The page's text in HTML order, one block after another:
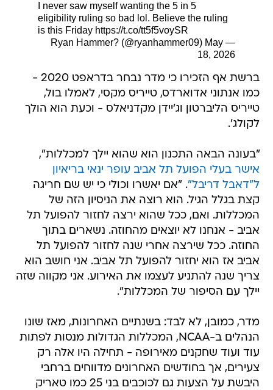
I never saw myself wanting the 5 in 5
eligibility ruling so bad lol. Believe the ruling
is this Friday https://t.co/tt5f5voySR
— Ryan Hammer? (@ryanhammer09)
May
18, 2026
ברשת אף הזכירו כי מדר נבחר בדראפט 2020 -
כמו אנתוני אדוארדס, טייריס מקסי, לאמלו בול,
טייריס הליברטון וג'יידן מקדניאלס - וכעת הוא הולך
לקולג'.
"בעונה הבאה התכנון הוא שהוא יילך למכללות",
אישר בעלי הפועל תל אביב עופר ינאי בריאיון
ל"דאבל דריבל". "אם יאשרו וכולי כי יש שם חריגה
קצת בגלל הגיל. הוא רוצה את הניסיון הזה של
המכללות. ואם, ככל שהוא ירצה לחזור להפועל תל
אביב - אנחנו לא יוצאים מהחוזה. נשארים בתוך
החוזה. ככל שירצה אחרי שנה לחזור להפועל תל
אביב אז הוא יחזור להפועל תל אביב. אני חושב הוא
צריך שנה להתניע לעצמו את האירוע. אני מקווה שזה
יילך עם הסיפור של המכללות".
מדר, כמובן, לא לבד: בשנתיים האחרונות, מאז שונו
הנהלים ב-NCAA, המכללות הגדולות מנסות לפתות
עוד ועוד שחקנים מאירופה - תחילה היו אלה רק
צעירים, אך בחודשים האחרונים מדווחים ברחבי
היבשת על הצעות גם לכוכבים בני 25 כמו טאריק